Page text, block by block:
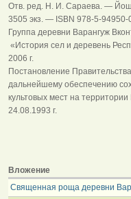
Отв. ред. Н. И. Сараева. —
3505 экз. — ISBN 978-5-94950-
Группа деревни Варангуж
«История сел и деревень
2006 г.
Постановление
дальнейшему обеспечению
культовых мест на
24.08.1993 г.
Вложение
Священная роща деревни